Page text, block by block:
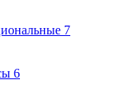
7
6